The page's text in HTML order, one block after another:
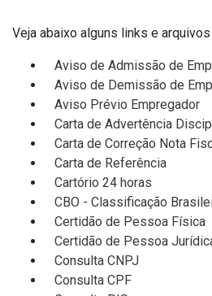
Veja abaixo alguns links e
Aviso de Admissão de
Aviso de Demissão de
Aviso Prévio Empregador
Carta de Advertência
Carta de Correção Nota
Carta de Referência
Cartório 24 horas
CBO - Classificação
Certidão de Pessoa Física
Certidão de Pessoa
Consulta CNPJ
Consulta CPF